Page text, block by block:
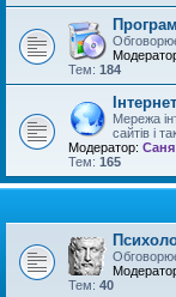
Тем: 184
Інтернет
Мережа
сайтів і
Модератор: Саня
Тем: 165
Тем: 40